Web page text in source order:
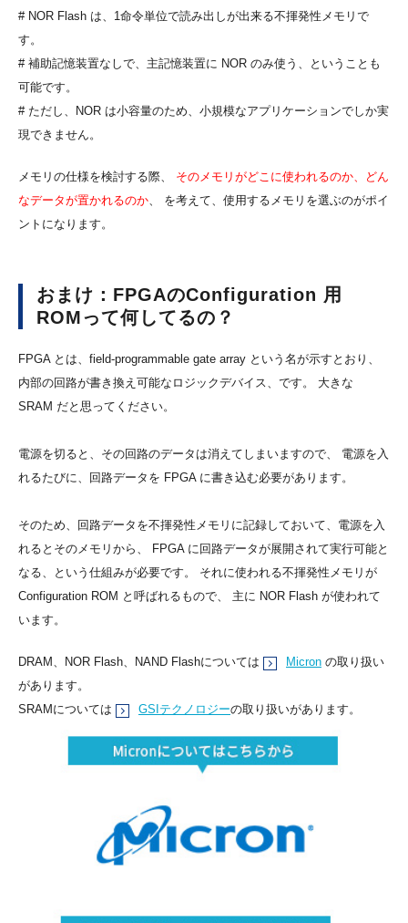
# NOR Flash は、1命令単位で読み出しが出来る不揮発性メモリで
す。
# 補助記憶装置なしで、主記憶装置に NOR のみ使う、ということも
可能です。
# ただし、NOR は小容量のため、小規模なアプリケーションでしか実
現できません。
メモリの仕様を検討する際、 そのメモリがどこに使われるのか、どん
なデータが置かれるのか、 を考えて、使用するメモリを選ぶのがポイ
ントになります。
おまけ：FPGAのConfiguration 用
ROMって何してるの？
FPGA とは、field-programmable gate array という名が示すとおり、
内部の回路が書き換え可能なロジックデバイス、です。 大きな
SRAM だと思ってください。
電源を切ると、その回路のデータは消えてしまいますので、 電源を入
れるたびに、回路データを FPGA に書き込む必要があります。
そのため、回路データを不揮発性メモリに記録しておいて、電源を入
れるとそのメモリから、 FPGA に回路データが展開されて実行可能と
なる、という仕組みが必要です。 それに使われる不揮発性メモリが
Configuration ROM と呼ばれるもので、 主に NOR Flash が使われて
います。
DRAM、NOR Flash、NAND Flashについては Micron の取り扱い
があります。
SRAMについては
GSIテクノロジーの取り扱いがあります。